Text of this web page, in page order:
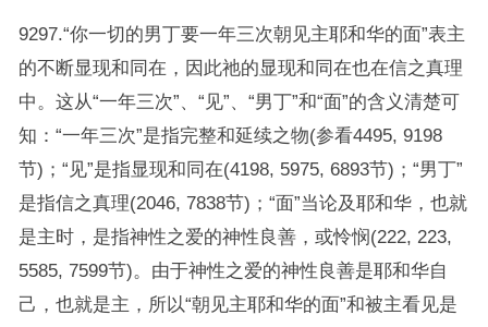
9297.“你一切的男丁要一年三次朝见主耶和华的面”表主
的不断显现和同在，因此祂的显现和同在也在信之真理
中。这从“一年三次”、“见”、“男丁”和“面”的含义清楚可
知：“一年三次”是指完整和延续之物(参看4495, 9198
节)；“见”是指显现和同在(4198, 5975, 6893节)；“男丁”
是指信之真理(2046, 7838节)；“面”当论及耶和华，也就
是主时，是指神性之爱的神性良善，或怜悯(222, 223,
5585, 7599节)。由于神性之爱的神性良善是耶和华自
己，也就是主，所以“朝见主耶和华的面”和被主看见是